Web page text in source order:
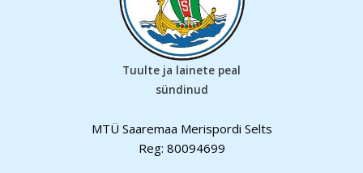
Tuulte ja lainete peal
sündinud
MTÜ Saaremaa Merispordi Selts
Reg: 80094699